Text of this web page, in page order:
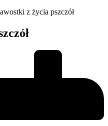
z życia pszczół